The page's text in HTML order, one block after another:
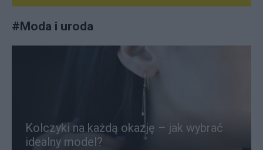
#Moda i uroda
Kolczyki na każdą okazję – jak wybrać
idealny model?